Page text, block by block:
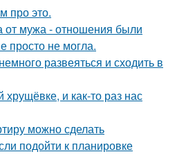
про это.
от мужа - отношения были
просто не могла.
развеяться и сходить в
и как-то раз нас
можно сделать
подойти к планировке